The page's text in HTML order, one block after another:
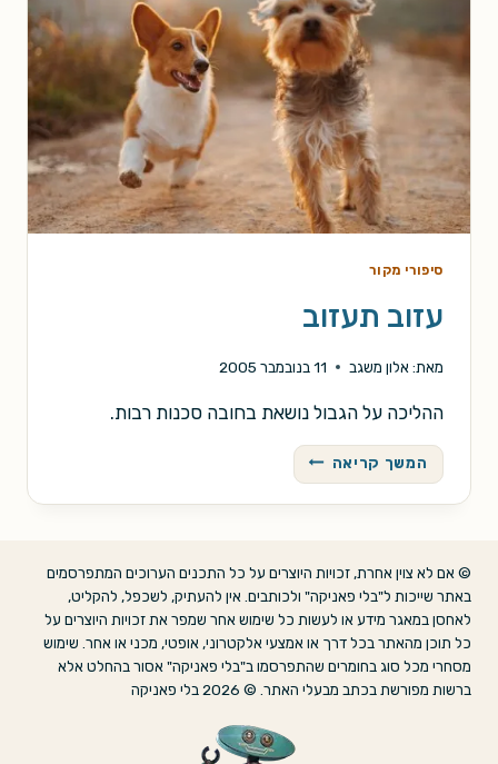
סיפורי מקור
עזוב תעזוב
מאת: אלון משגב 11 בנובמבר 2005
ההליכה על הגבול נושאת בחובה סכנות רבות.
המשך קריאה עזוב
תעזוב
© אם לא צוין אחרת, זכויות היוצרים על כל התכנים הערוכים המתפרסמים
באתר שייכות ל"בלי פאניקה" ולכותבים. אין להעתיק, לשכפל, להקליט,
לאחסן במאגר מידע או לעשות כל שימוש אחר שמפר את זכויות היוצרים על
כל תוכן מהאתר בכל דרך או אמצעי אלקטרוני, אופטי, מכני או אחר. שימוש
מסחרי מכל סוג בחומרים שהתפרסמו ב"בלי פאניקה" אסור בהחלט אלא
ברשות מפורשת בכתב מבעלי האתר. © 2026 בלי פאניקה